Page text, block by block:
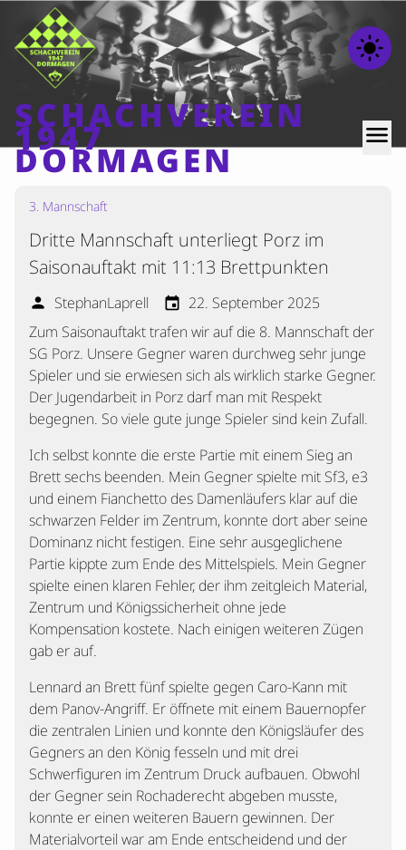
light_mode
SCHACHVEREIN
1947
DORMAGEN
menu
Home
Beiträge
Mannschaften
Ranglisten
Termine
Verschiedenes
Kontakt
3. Mannschaft
Dritte Mannschaft unterliegt Porz im
Saisonauftakt mit 11:13 Brettpunkten
person StephanLaprell event 22. September 2025
Zum Saisonauftakt trafen wir auf die 8. Mannschaft der
SG Porz. Unsere Gegner waren durchweg sehr junge
Spieler und sie erwiesen sich als wirklich starke Gegner.
Der Jugendarbeit in Porz darf man mit Respekt
begegnen. So viele gute junge Spieler sind kein Zufall.
Ich selbst konnte die erste Partie mit einem Sieg an
Brett sechs beenden. Mein Gegner spielte mit Sf3, e3
und einem Fianchetto des Damenläufers klar auf die
schwarzen Felder im Zentrum, konnte dort aber seine
Dominanz nicht festigen. Eine sehr ausgeglichene
Partie kippte zum Ende des Mittelspiels. Mein Gegner
spielte einen klaren Fehler, der ihm zeitgleich Material,
Zentrum und Königssicherheit ohne jede
Kompensation kostete. Nach einigen weiteren Zügen
gab er auf.
Lennard an Brett fünf spielte gegen Caro-Kann mit
dem Panov-Angriff. Er öffnete mit einem Bauernopfer
die zentralen Linien und konnte den Königsläufer des
Gegners an den König fesseln und mit drei
Schwerfiguren im Zentrum Druck aufbauen. Obwohl
der Gegner sein Rochaderecht abgeben musste,
konnte er einen weiteren Bauern gewinnen. Der
Materialvorteil war am Ende entscheidend und der